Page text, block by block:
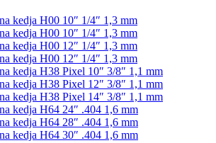
kedja H00 10″ 1/4″ 1,3 mm
kedja H00 10″ 1/4″ 1,3 mm
kedja H00 12″ 1/4″ 1,3 mm
kedja H00 12″ 1/4″ 1,3 mm
kedja H38 Pixel 10″ 3/8″ 1,1 mm
kedja H38 Pixel 12″ 3/8″ 1,1 mm
kedja H38 Pixel 14″ 3/8″ 1,1 mm
kedja H64 24″ .404 1,6 mm
kedja H64 28″ .404 1,6 mm
kedja H64 30″ .404 1,6 mm